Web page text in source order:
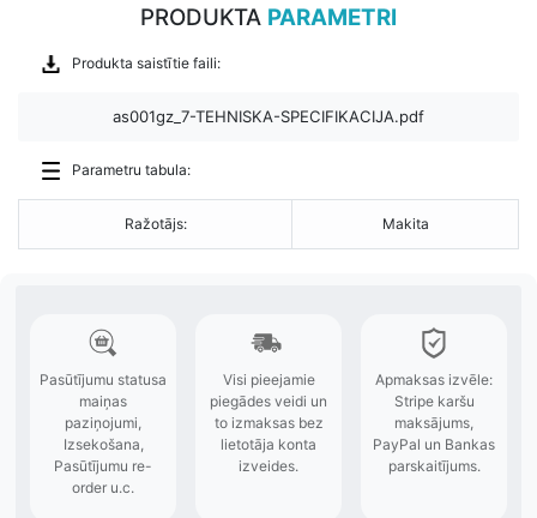
PRODUKTA PARAMETRI
Produkta saistītie faili:
as001gz_7-TEHNISKA-SPECIFIKACIJA.pdf
Parametru tabula:
Ražotājs: Makita